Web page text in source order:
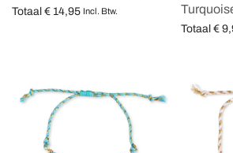
Totaal € 14,95 Incl. Btw.
Totaal €